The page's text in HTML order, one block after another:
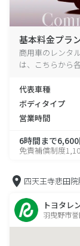
基本料金プラ
商用車のレンタ
は、こちらから
代表車種
ボディタイプ
営業時間
6時間まで
免責補償制度
四天王寺悲田
トヨタレ
羽曳野市誉